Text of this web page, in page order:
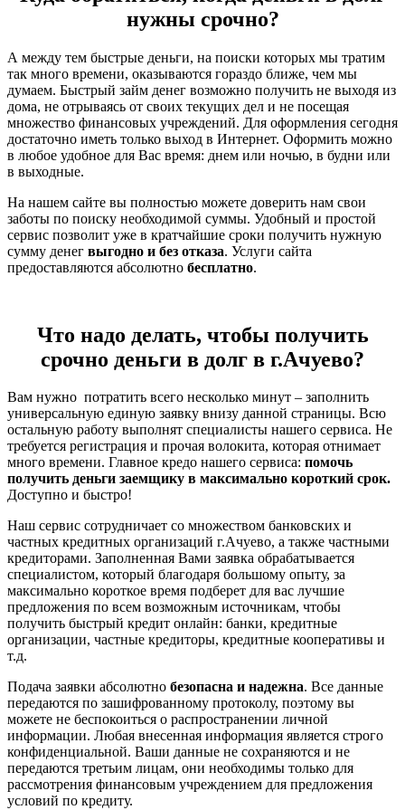
нужны срочно?
А между тем быстрые деньги, на поиски которых мы тратим
так много времени, оказываются гораздо ближе, чем мы
думаем. Быстрый займ денег возможно получить не выходя из
дома, не отрываясь от своих текущих дел и не посещая
множество финансовых учреждений. Для оформления сегодня
достаточно иметь только выход в Интернет. Оформить можно
в любое удобное для Вас время: днем или ночью, в будни или
в выходные.
На нашем сайте вы полностью можете доверить нам свои
заботы по поиску необходимой суммы. Удобный и простой
сервис позволит уже в кратчайшие сроки получить нужную
сумму денег выгодно и без отказа. Услуги сайта
предоставляются абсолютно бесплатно.
Что надо делать, чтобы получить
срочно деньги в долг в г.Ачуево?
Вам нужно потратить всего несколько минут – заполнить
универсальную единую заявку внизу данной страницы. Всю
остальную работу выполнят специалисты нашего сервиса. Не
требуется регистрация и прочая волокита, которая отнимает
много времени. Главное кредо нашего сервиса: помочь
получить деньги заемщику в максимально короткий срок.
Доступно и быстро!
Наш сервис сотрудничает со множеством банковских и
частных кредитных организаций г.Ачуево, а также частными
кредиторами. Заполненная Вами заявка обрабатывается
специалистом, который благодаря большому опыту, за
максимально короткое время подберет для вас лучшие
предложения по всем возможным источникам, чтобы
получить быстрый кредит онлайн: банки, кредитные
организации, частные кредиторы, кредитные кооперативы и
т.д.
Подача заявки абсолютно безопасна и надежна. Все данные
передаются по зашифрованному протоколу, поэтому вы
можете не беспокоиться о распространении личной
информации. Любая внесенная информация является строго
конфиденциальной. Ваши данные не сохраняются и не
передаются третьим лицам, они необходимы только для
рассмотрения финансовым учреждением для предложения
условий по кредиту.